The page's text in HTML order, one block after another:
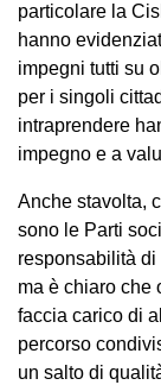
particolare la
hanno
impegni tutti su
per i singoli
intraprendere
impegno e a
Anche stavolta,
sono le Parti
responsabilità
ma è chiaro che
faccia carico di
percorso
un salto di